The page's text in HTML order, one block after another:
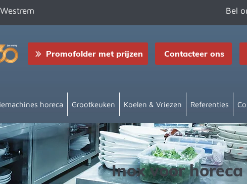
Bel
Promofolder met prijzen Contacteer ons
horeca Grootkeuken Koelen & Vriezen Referenties
Inox voor horeca